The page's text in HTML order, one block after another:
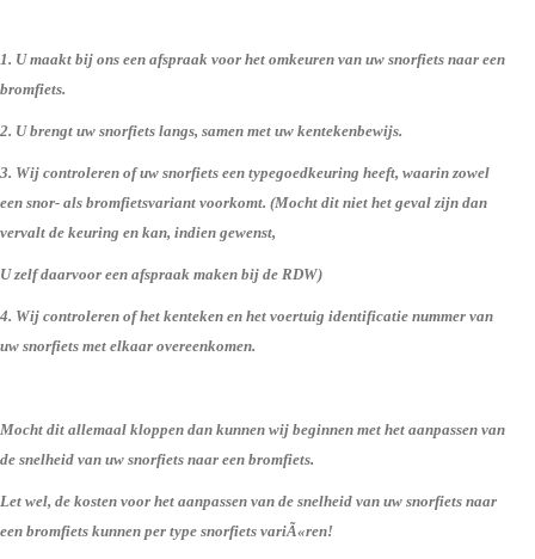
1. U maakt bij ons een afspraak voor het omkeuren van uw snorfiets naar een
bromfiets.
2. U brengt uw snorfiets langs, samen met uw kentekenbewijs.
3. Wij controleren of uw snorfiets een typegoedkeuring heeft, waarin zowel
een snor- als bromfietsvariant voorkomt. (Mocht dit niet het geval zijn dan
vervalt de keuring en kan, indien gewenst,
U zelf daarvoor een afspraak maken bij de RDW)
4. Wij controleren of het kenteken en het voertuig identificatie nummer van
uw snorfiets met elkaar overeenkomen.
Mocht dit allemaal kloppen dan kunnen wij beginnen met het aanpassen van
de snelheid van uw snorfiets naar een bromfiets.
Let wel, de kosten voor het aanpassen van de snelheid van uw snorfiets naar
een bromfiets kunnen per type snorfiets variÃ«ren!